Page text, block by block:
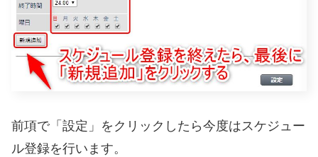
前項で「設定」をクリックしたら今度はスケジュー
ル登録を行います。